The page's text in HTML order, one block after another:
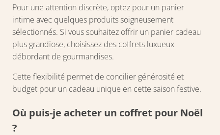
Pour une attention discrète, optez pour un panier
intime avec quelques produits soigneusement
sélectionnés. Si vous souhaitez offrir un panier cadeau
plus grandiose, choisissez des coffrets luxueux
débordant de gourmandises.
Cette flexibilité permet de concilier générosité et
budget pour un cadeau unique en cette saison festive.
Où puis-je acheter un coffret pour Noël
?